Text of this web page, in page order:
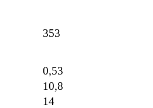
353
0,53
10,8
14